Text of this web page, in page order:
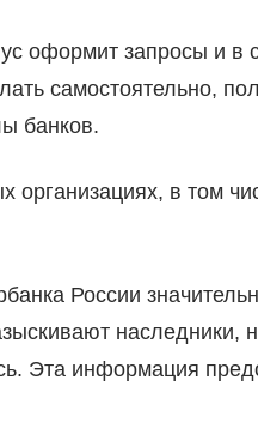
оформит запросы и в
самостоятельно,
банков.
организациях, в том
России
наследники,
Эта информация